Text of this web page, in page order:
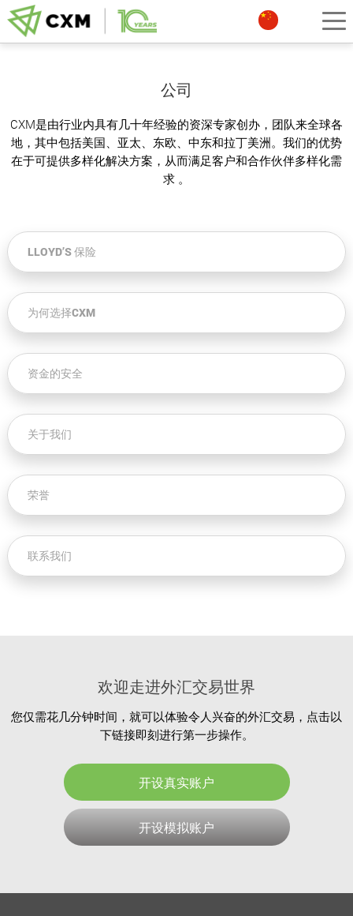
公司
CXM是由行业内具有几十年经验的资深专家创办，团队来全球各
地，其中包括美国、亚太、东欧、中东和拉丁美洲。我们的优势
在于可提供多样化解决方案，从而满足客户和合作伙伴多样化需
求 。
LLOYD’S 保险
为何选择CXM
资金的安全
关于我们
荣誉
联系我们
欢迎走进外汇交易世界
您仅需花几分钟时间，就可以体验令人兴奋的外汇交易，点击以
下链接即刻进行第一步操作。
开设真实账户
开设模拟账户